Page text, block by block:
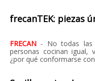
frecanTEK: piezas
FRECAN - No todas las
personas cocinan igual,
¿por qué conformarse